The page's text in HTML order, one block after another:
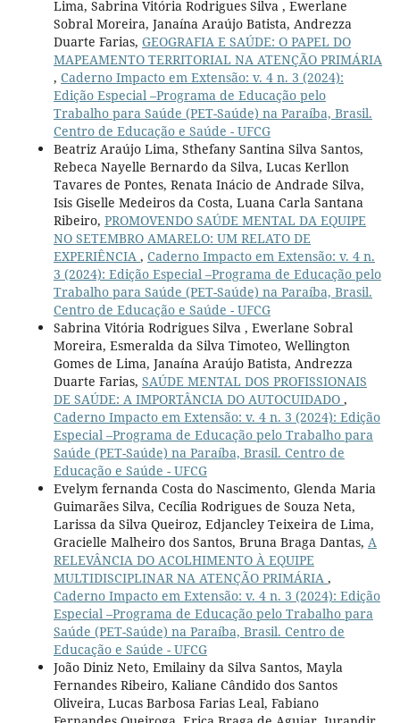
Lima, Sabrina Vitória Rodrigues Silva , Ewerlane
Sobral Moreira, Janaína Araújo Batista, Andrezza
Duarte Farias, GEOGRAFIA E SAÚDE: O PAPEL DO
MAPEAMENTO TERRITORIAL NA ATENÇÃO PRIMÁRIA
, Caderno Impacto em Extensão: v. 4 n. 3 (2024):
Edição Especial –Programa de Educação pelo
Trabalho para Saúde (PET-Saúde) na Paraíba, Brasil.
Centro de Educação e Saúde - UFCG
Beatriz Araújo Lima, Sthefany Santina Silva Santos,
Rebeca Nayelle Bernardo da Silva, Lucas Kerllon
Tavares de Pontes, Renata Inácio de Andrade Silva,
Isis Giselle Medeiros da Costa, Luana Carla Santana
Ribeiro, PROMOVENDO SAÚDE MENTAL DA EQUIPE
NO SETEMBRO AMARELO: UM RELATO DE
EXPERIÊNCIA , Caderno Impacto em Extensão: v. 4 n.
3 (2024): Edição Especial –Programa de Educação pelo
Trabalho para Saúde (PET-Saúde) na Paraíba, Brasil.
Centro de Educação e Saúde - UFCG
Sabrina Vitória Rodrigues Silva , Ewerlane Sobral
Moreira, Esmeralda da Silva Timoteo, Wellington
Gomes de Lima, Janaína Araújo Batista, Andrezza
Duarte Farias, SAÚDE MENTAL DOS PROFISSIONAIS
DE SAÚDE: A IMPORTÂNCIA DO AUTOCUIDADO ,
Caderno Impacto em Extensão: v. 4 n. 3 (2024): Edição
Especial –Programa de Educação pelo Trabalho para
Saúde (PET-Saúde) na Paraíba, Brasil. Centro de
Educação e Saúde - UFCG
Evelym fernanda Costa do Nascimento, Glenda Maria
Guimarães Silva, Cecília Rodrigues de Souza Neta,
Larissa da Silva Queiroz, Edjancley Teixeira de Lima,
Gracielle Malheiro dos Santos, Bruna Braga Dantas, A
RELEVÂNCIA DO ACOLHIMENTO À EQUIPE
MULTIDISCIPLINAR NA ATENÇÃO PRIMÁRIA ,
Caderno Impacto em Extensão: v. 4 n. 3 (2024): Edição
Especial –Programa de Educação pelo Trabalho para
Saúde (PET-Saúde) na Paraíba, Brasil. Centro de
Educação e Saúde - UFCG
João Diniz Neto, Emilainy da Silva Santos, Mayla
Fernandes Ribeiro, Kaliane Cândido dos Santos
Oliveira, Lucas Barbosa Farias Leal, Fabiano